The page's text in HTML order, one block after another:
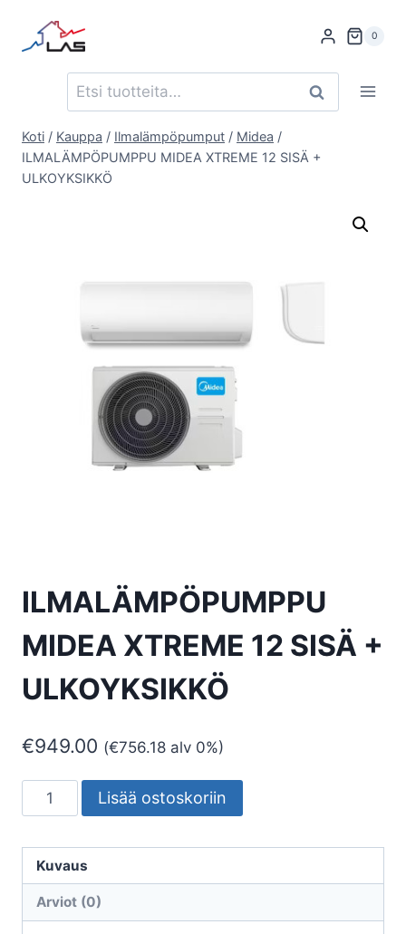
sisältöön
0
Etsi: Haku
Koti / Kauppa / Ilmalämpöpumput / Midea /
ILMALÄMPÖPUMPPU MIDEA XTREME 12 SISÄ +
ULKOYKSIKKÖ
ILMALÄMPÖPUMPPU
MIDEA XTREME 12 SISÄ +
ULKOYKSIKKÖ
€949.00 (€756.18 alv 0%)
ILMALÄMPÖPUMPPU
MIDEA
SISÄ
Lisää ostoskoriin
Kuvaus
Arviot (0)